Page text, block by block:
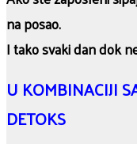
na posao.
I tako svaki dan dok
U KOMBINACIJI
DETOKS